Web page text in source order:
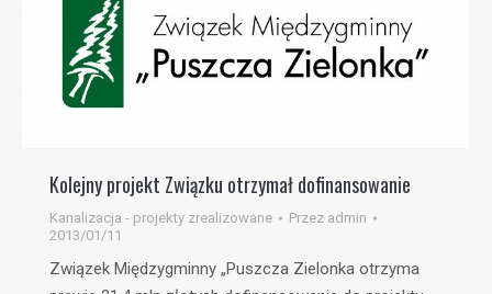
Kolejny projekt Związku otrzymał dofinansowanie
Kanalizacja - projekty zrealizowane Przez admin
2013/01/11
Związek Międzygminny „Puszcza Zielonka otrzyma